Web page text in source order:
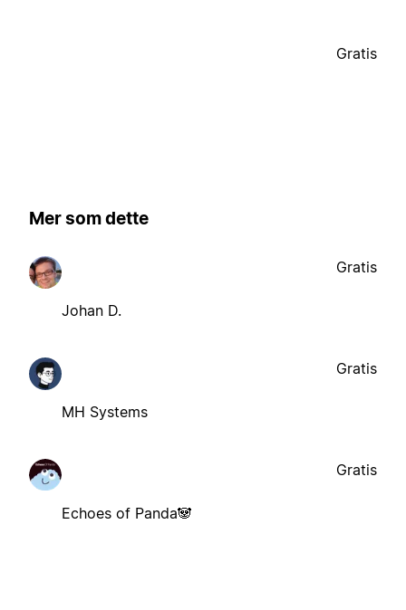
Gratis
Mer som dette
Johan D.
Gratis
MH Systems
Gratis
Echoes of Panda🐼
Gratis